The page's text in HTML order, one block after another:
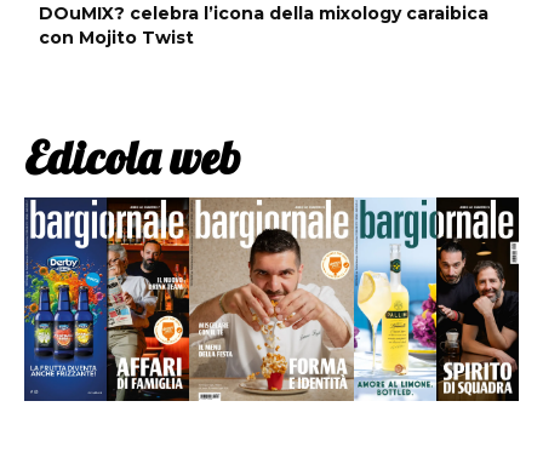
DOuMIX? celebra l’icona della mixology caraibica
con Mojito Twist
Edicola web